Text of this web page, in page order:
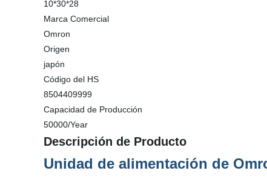
10*30*28
Marca Comercial
Omron
Origen
japón
Código del HS
8504409999
Capacidad de Producción
50000/Year
Descripción de Producto
Unidad de alimentación de